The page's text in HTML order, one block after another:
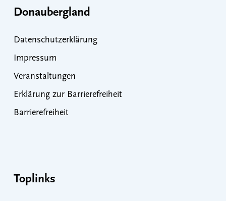
Donaubergland
Datenschutzerklärung
Impressum
Veranstaltungen
Erklärung zur Barrierefreiheit
Barrierefreiheit
Toplinks